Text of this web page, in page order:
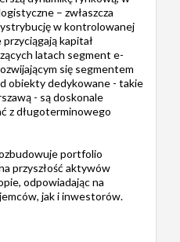
– zwłaszcza
w kontrolowanej
kapitał
latach segment e-
się segmentem
obiekty dedykowane - takie
- są doskonale
z długoterminowego
portfolio
przyszłość aktywów
odpowiadając na
jak i inwestorów.